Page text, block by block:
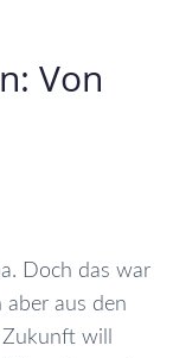
Von
Doch das war
aber aus den
will